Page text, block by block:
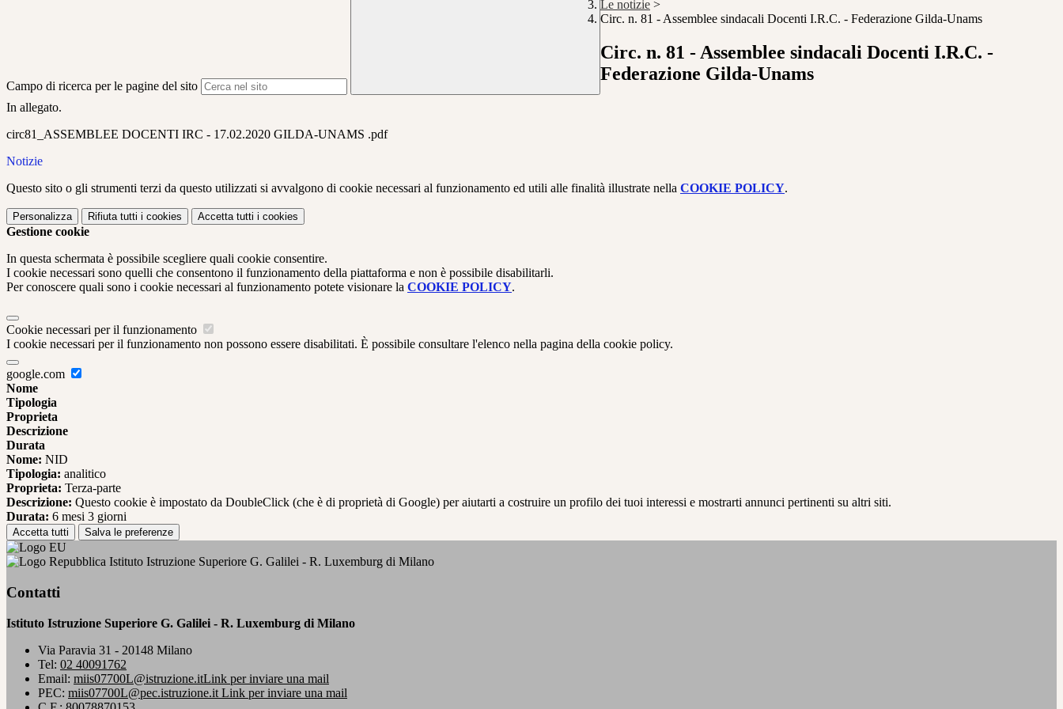
Campo di ricerca per le pagine del sito
Le notizie >
Circ. n. 81 - Assemblee sindacali Docenti I.R.C. - Federazione Gilda-Unams
Circ. n. 81 - Assemblee sindacali Docenti I.R.C. -
Federazione Gilda-Unams
In allegato.
circ81_ASSEMBLEE DOCENTI IRC - 17.02.2020 GILDA-UNAMS .pdf
Notizie
Questo sito o gli strumenti terzi da questo utilizzati si avvalgono di cookie necessari al funzionamento ed utili alle finalità illustrate nella COOKIE POLICY.
Personalizza Rifiuta tutti i cookies Accetta tutti i cookies
Gestione cookie
In questa schermata è possibile scegliere quali cookie consentire.
I cookie necessari sono quelli che consentono il funzionamento della piattaforma e non è possibile disabilitarli.
Per conoscere quali sono i cookie necessari al funzionamento potete visionare la COOKIE POLICY.
Cookie necessari per il funzionamento
I cookie necessari per il funzionamento non possono essere disabilitati. È possibile consultare l'elenco nella pagina della cookie policy.
google.com
Nome
Tipologia
Proprieta
Descrizione
Durata
Nome: NID
Tipologia: analitico
Proprieta: Terza-parte
Descrizione: Questo cookie è impostato da DoubleClick (che è di proprietà di Google) per aiutarti a costruire un profilo dei tuoi interessi e mostrarti annunci pertinenti su altri siti.
Durata: 6 mesi 3 giorni
Accetta tutti Salva le preferenze
Istituto Istruzione Superiore G. Galilei - R. Luxemburg di Milano
Contatti
Istituto Istruzione Superiore G. Galilei - R. Luxemburg di Milano
Via Paravia 31 - 20148 Milano
Tel: 02 40091762
Email: miis07700L@istruzione.itLink per inviare una mail
PEC: miis07700L@pec.istruzione.it Link per inviare una mail